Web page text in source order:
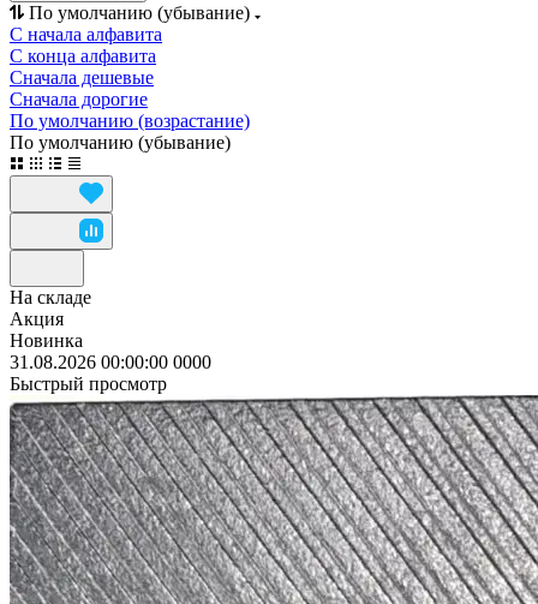
По умолчанию (убывание)
С начала алфавита
С конца алфавита
Сначала дешевые
Сначала дорогие
По умолчанию (возрастание)
По умолчанию (убывание)
На складе
Акция
Новинка
31.08.2026 00:00:00 0000
Быстрый просмотр